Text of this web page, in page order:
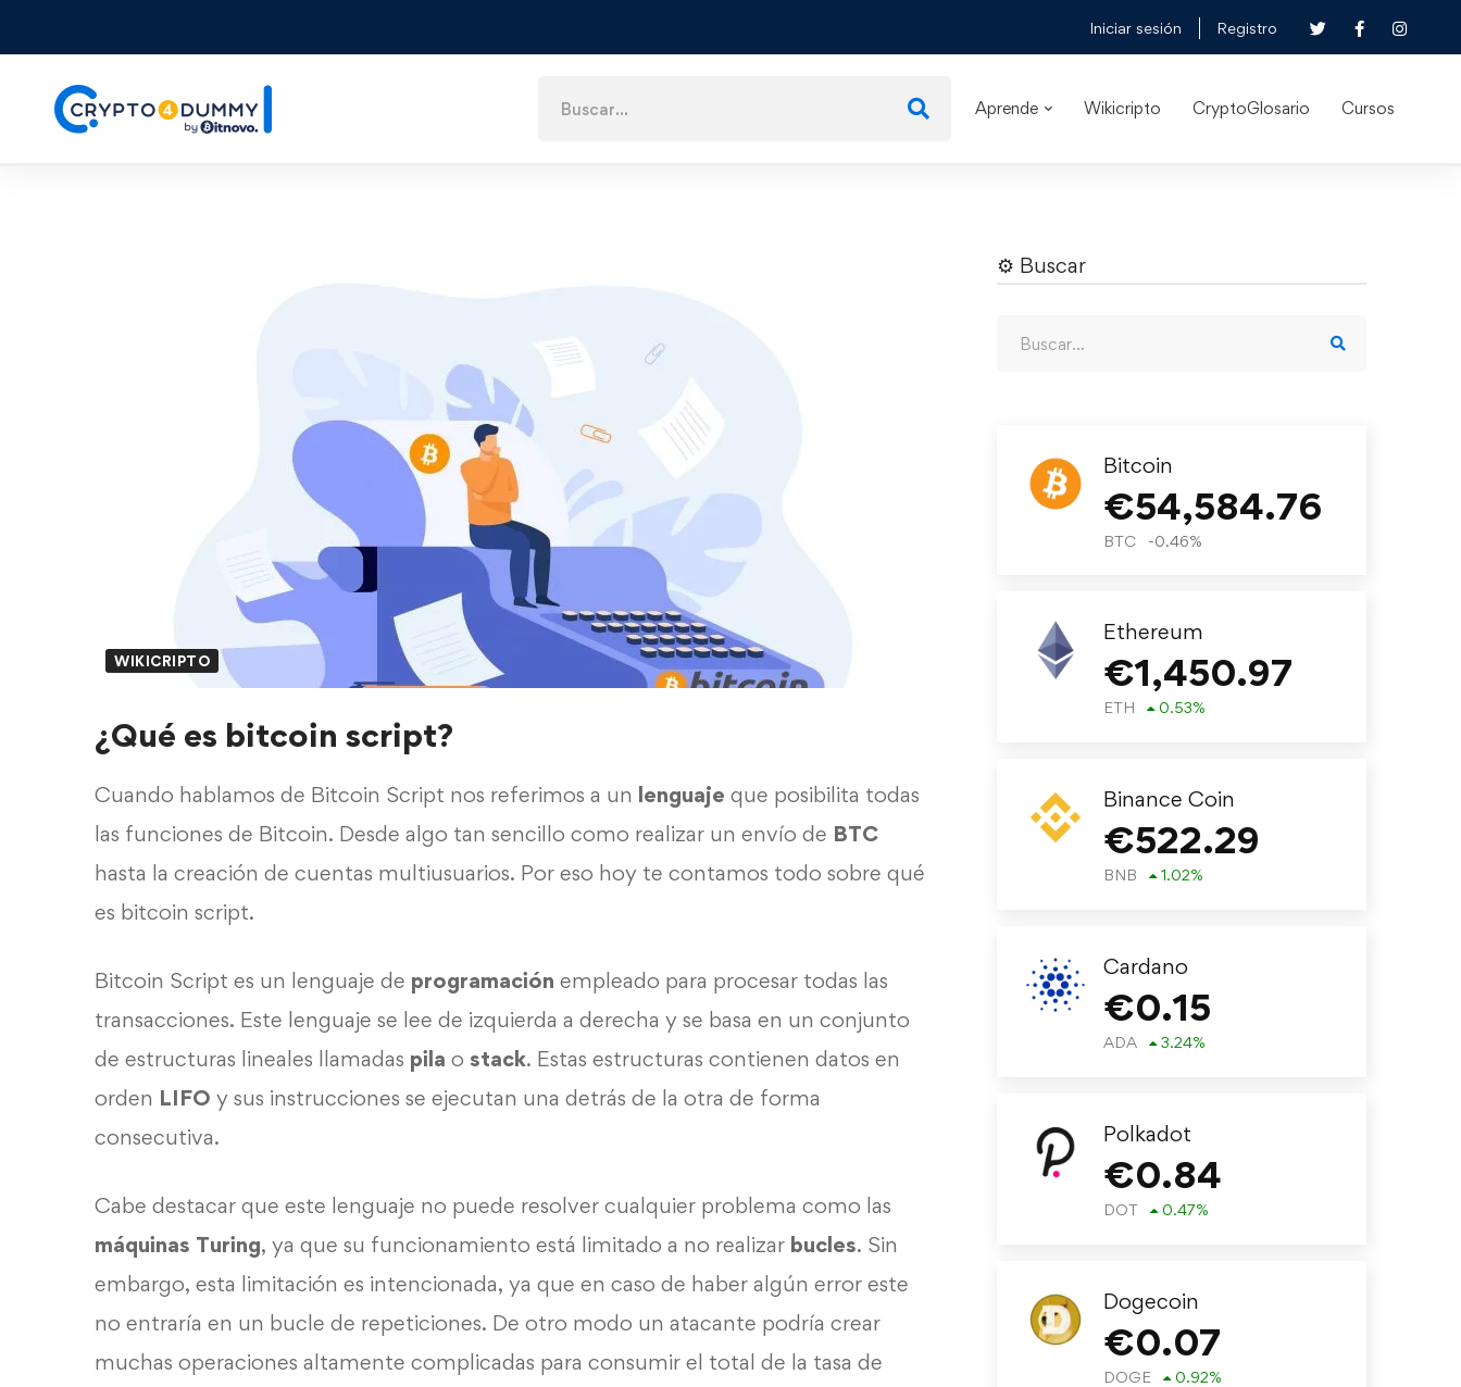
Iniciar sesión Registro
Aprende Wikicripto CryptoGlosario Cursos
WIKICRIPTO
¿Qué es bitcoin script?
Cuando hablamos de Bitcoin Script nos referimos a un lenguaje que posibilita todas
las funciones de Bitcoin. Desde algo tan sencillo como realizar un envío de BTC
hasta la creación de cuentas multiusuarios. Por eso hoy te contamos todo sobre qué
es bitcoin script.
Bitcoin Script es un lenguaje de programación empleado para procesar todas las
transacciones. Este lenguaje se lee de izquierda a derecha y se basa en un conjunto
de estructuras lineales llamadas pila o stack. Estas estructuras contienen datos en
orden LIFO y sus instrucciones se ejecutan una detrás de la otra de forma
consecutiva.
Cabe destacar que este lenguaje no puede resolver cualquier problema como las
máquinas Turing, ya que su funcionamiento está limitado a no realizar bucles. Sin
embargo, esta limitación es intencionada, ya que en caso de haber algún error este
no entraría en un bucle de repeticiones. De otro modo un atacante podría crear
muchas operaciones altamente complicadas para consumir el total de la tasa de
⚙︎ Buscar
Bitcoin
€54,584.76
BTC -0.46%
Ethereum
€1,450.97
ETH 0.53%
Binance Coin
€522.29
BNB 1.02%
Cardano
€0.15
ADA 3.24%
Polkadot
€0.84
DOT 0.47%
Dogecoin
€0.07
DOGE 0.92%